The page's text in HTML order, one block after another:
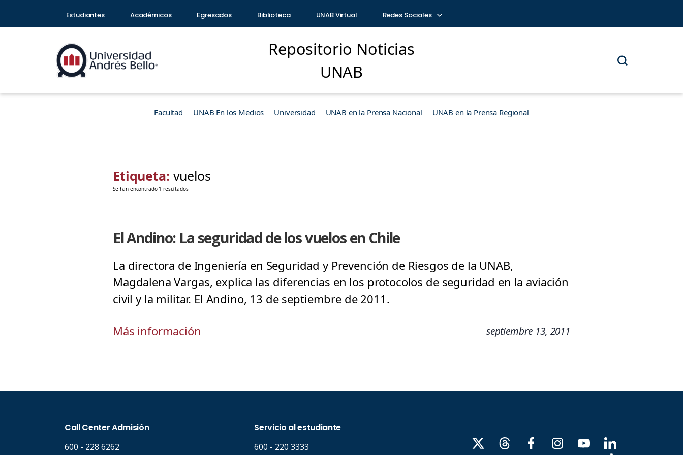
Estudiantes Académicos Egresados Biblioteca UNAB Virtual Redes Sociales
Repositorio Noticias
UNAB
Facultad UNAB En los Medios Universidad UNAB en la Prensa Nacional UNAB en la Prensa Regional
Etiqueta: vuelos
Se han encontrado 1 resultados
El Andino: La seguridad de los vuelos en Chile
La directora de Ingeniería en Seguridad y Prevención de Riesgos de la UNAB,
Magdalena Vargas, explica las diferencias en los protocolos de seguridad en la aviación
civil y la militar. El Andino, 13 de septiembre de 2011.
Más información septiembre 13, 2011